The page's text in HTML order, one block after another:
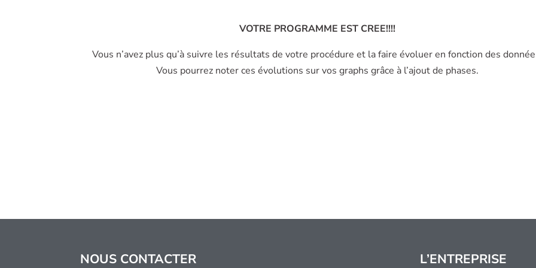
VOTRE PROGRAMME EST CREE!!!!
Vous n’avez plus qu’à suivre les résultats de votre procédure et la faire évoluer en fonction des
Vous pourrez noter ces évolutions sur vos graphs grâce à l’ajout de phases.
NOUS CONTACTER L’ENTREPRISE